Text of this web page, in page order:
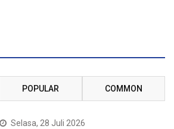
POPULAR COMMON
Selasa, 28 Juli 2026